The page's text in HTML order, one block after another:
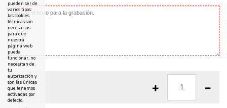
pueden ser de
varios tipos:
las cookies
técnicas son
necesarias
para que
nuestra
página web
pueda
funcionar, no
necesitan de
tu
autorización y
son las únicas
que tenemos
activadas por
defecto.